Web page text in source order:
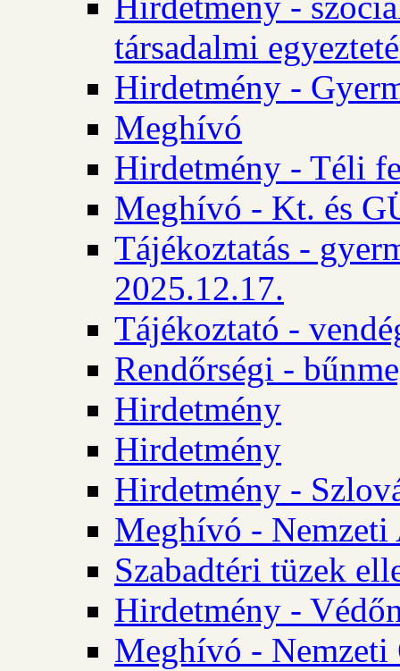
társadalmi
Hirdetmény -
Meghívó
Hirdetmény - Téli
Meghívó - Kt. és
Tájékoztatás -
2025.12.17.
Tájékoztató -
Rendőrségi -
Hirdetmény
Hirdetmény
Hirdetmény -
Meghívó - Nemzeti
Szabadtéri tüzek
Hirdetmény -
Meghívó - Nemzeti